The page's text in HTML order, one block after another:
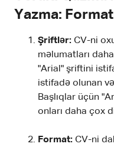
Yazma:
Şriftlər: CV-ni
məlumatları
"Arial" şriftini
istifadə olunan
Başlıqlar üçün
onları daha çox
Format: CV-ni